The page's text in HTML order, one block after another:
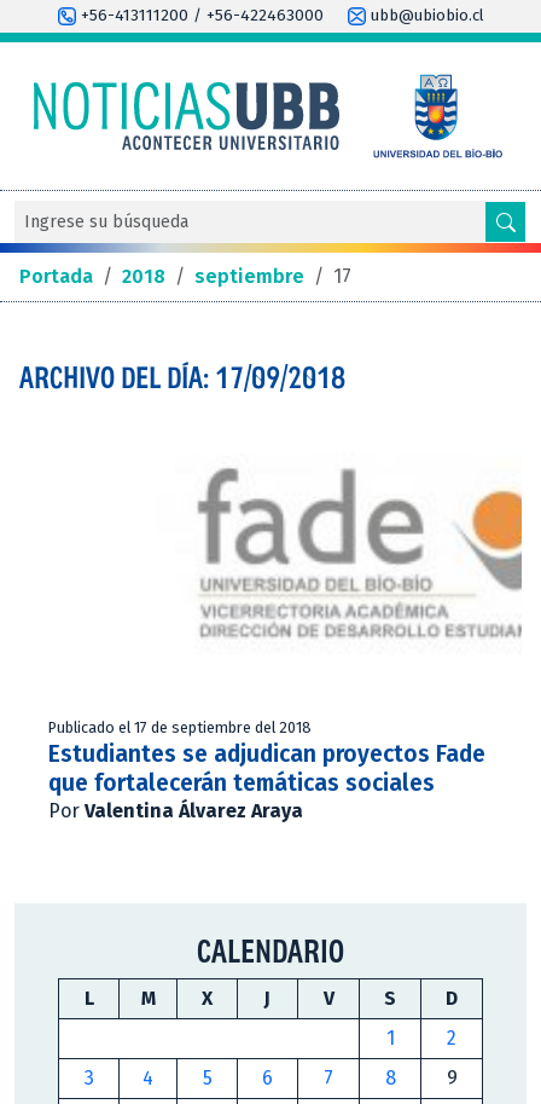
+56-413111200 / +56-422463000 ubb@ubiobio.cl
Portada / 2018 / septiembre / 17
ARCHIVO DEL DÍA: 17/09/2018
Publicado el 17 de septiembre del 2018
Estudiantes se adjudican proyectos Fade
que fortalecerán temáticas sociales
Por Valentina Álvarez Araya
CALENDARIO
L M X J V S
D
1
2
3
4 5 6 7 8
9